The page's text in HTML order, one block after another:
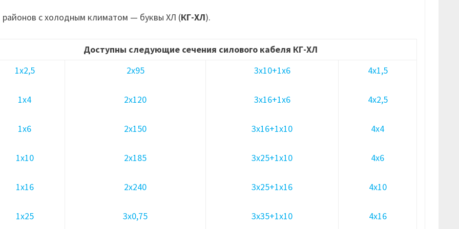
с холодным климатом — буквы ХЛ (КГ-ХЛ).
Доступны следующие сечения силового кабеля КГ-ХЛ
1х2,5
1х4
1х6
1х10
1х16
1х25
2х95
2х120
2х150
2х185
2х240
3х0,75
3х10+1х6
3х16+1х6
3х16+1х10
3х25+1х10
3х25+1х16
3х35+1х10
4х1,5
4х2,5
4х4
4х6
4х10
4х16